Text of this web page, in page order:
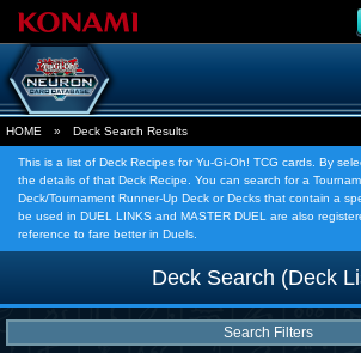
HOME » Deck Search Results
This is a list of Deck Recipes for Yu-Gi-Oh! TCG cards. By
the details of that Deck Recipe. You can search for a
Deck/Tournament Runner-Up Deck or Decks that contain a
be used in DUEL LINKS and MASTER DUEL are also
reference to fare better in Duels.
Deck Search (Deck
Search Filters